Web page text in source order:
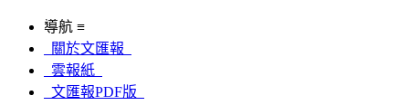
導航 ≡
關於文匯報
雲報紙
文匯報PDF版